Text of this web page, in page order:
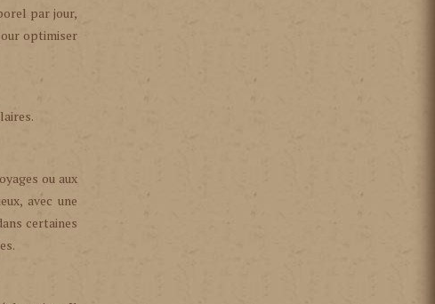
par jour,
optimiser
ou aux
avec une
certaines